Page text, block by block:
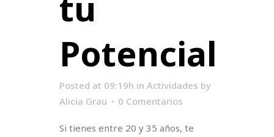
Potencial
Posted at 09:19h in Actividades by
Alicia Grau
0 Comentarios
Si tienes entre 20 y 35 años, te